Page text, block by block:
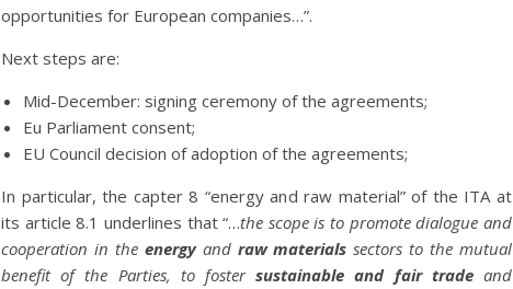
opportunities for European companies…”.
Next steps are:
Mid-December: signing ceremony of the agreements;
Eu Parliament consent;
EU Council decision of adoption of the agreements;
In particular, the capter 8 “energy and raw material” of the ITA at
its article 8.1 underlines that “…the scope is to promote dialogue and
cooperation in the energy and raw materials sectors to the mutual
benefit of the Parties, to fostersustainable and fair tradeand